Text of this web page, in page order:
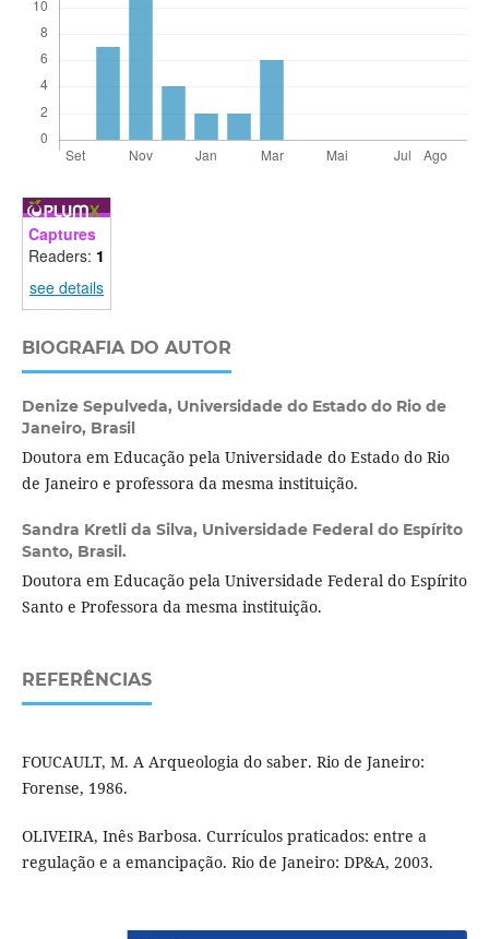
Captures
Readers: 1
see details
BIOGRAFIA DO AUTOR
Denize Sepulveda, Universidade do Estado do Rio de
Janeiro, Brasil
Doutora em Educação pela Universidade do Estado do Rio
de Janeiro e professora da mesma instituição.
Sandra Kretli da Silva, Universidade Federal do Espírito
Santo, Brasil.
Doutora em Educação pela Universidade Federal do Espírito
Santo e Professora da mesma instituição.
REFERÊNCIAS
FOUCAULT, M. A Arqueologia do saber. Rio de Janeiro:
Forense, 1986.
OLIVEIRA, Inês Barbosa. Currículos praticados: entre a
regulação e a emancipação. Rio de Janeiro: DP&A, 2003.